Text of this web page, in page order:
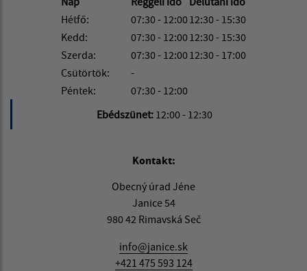
Hétfő:
07:30 - 12:0012:30 - 15:30
Kedd:
07:30 - 12:0012:30 - 15:30
Szerda:
07:30 - 12:0012:30 - 17:00
Csütörtök:
-
Péntek:
07:30 - 12:00
Ebédszünet: 12:00 - 12:30
Kontakt:
Obecný úrad Jéne
Janice 54
980 42 Rimavská Seč
info@janice.sk
+421 475 593 124